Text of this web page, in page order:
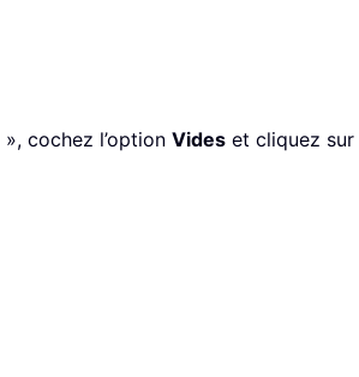
cochez l’option Vides et cliquez sur